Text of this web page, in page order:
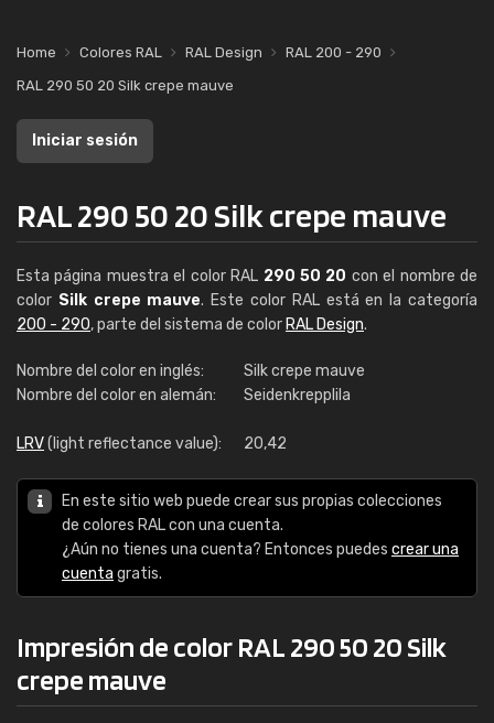
Home Colores RAL RAL Design
RAL 200 - 290
RAL 290 50 20 Silk crepe mauve
Iniciar sesión
RAL 290 50 20 Silk crepe mauve
Esta página muestra el color RAL 290 50 20 con el nombre de
color Silk crepe mauve. Este color RAL está en la categoría
200 - 290, parte del sistema de color RAL Design.
Nombre del color en inglés:
Silk crepe mauve
Nombre del color en alemán:
Seidenkrepplila
LRV(light reflectance value): 20,42
En este sitio web puede crear sus propias colecciones
de colores RAL con una cuenta.
¿Aún no tienes una cuenta? Entonces puedes crear una
cuenta gratis.
Impresión de color RAL 290 50 20 Silk
crepe mauve